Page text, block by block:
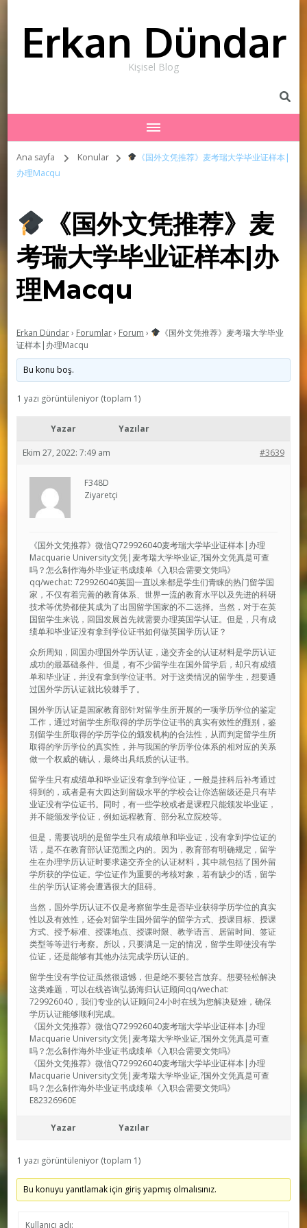
Erkan Dündar
Kişisel Blog
Ana sayfa Konular
《国外文凭推荐》麦考瑞大学毕业证样本|
办理Macqu
《国外文凭推荐》麦
考瑞大学毕业证样本|办
理Macqu
Erkan Dündar› Forumlar› Forum ›
《国外文凭推荐》麦考瑞大学毕业
证样本|办理Macqu
Bu konu boş.
1 yazı görüntüleniyor (toplam 1)
Yazar Yazılar
Ekim 27, 2022: 7:49 am #3639
F348D
Ziyaretçi
《国外文凭推荐》微信Q729926040麦考瑞大学毕业证样本|办理
Macquarie University文凭|麦考瑞大学毕业证,?国外文凭真是可查
吗？怎么制作海外毕业证书成绩单《入职会需要文凭吗》
qq/wechat: 729926040英国一直以来都是学生们青睐的热门留学国
家，不仅有着完善的教育体系、世界一流的教育水平以及先进的科研
技术等优势都使其成为了出国留学国家的不二选择。当然，对于在英
国留学生来说，回国发展首先就需要办理英国学认证。但是，只有成
绩单和毕业证没有拿到学位证书如何做英国学历认证？
众所周知，回国办理国外学历认证，递交齐全的认证材料是学历认证
成功的最基础条件。但是，有不少留学生在国外留学后，却只有成绩
单和毕业证，并没有拿到学位证书。对于这类情况的留学生，想要通
过国外学历认证就比较棘手了。
国外学历认证是国家教育部针对留学生所开展的一项学历学位的鉴定
工作，通过对留学生所取得的学历学位证书的真实有效性的甄别，鉴
别留学生所取得的学历学位的颁发机构的合法性，从而判定留学生所
取得的学历学位的真实性，并与我国的学历学位体系的相对应的关系
做一个权威的确认，最终出具纸质的认证书。
留学生只有成绩单和毕业证没有拿到学位证，一般是挂科后补考通过
得到的，或者是有大四达到留级水平的学校会让你选留级还是只有毕
业证没有学位证书。同时，有一些学校或者是课程只能颁发毕业证，
并不能颁发学位证，例如远程教育、部分私立院校等。
但是，需要说明的是留学生只有成绩单和毕业证，没有拿到学位证的
话，是不在教育部认证范围之内的。因为，教育部有明确规定，留学
生在办理学历认证时要求递交齐全的认证材料，其中就包括了国外留
学所获的学位证。学位证作为重要的考核对象，若有缺少的话，留学
生的学历认证将会遭遇很大的阻碍。
当然，国外学历认证不仅是考察留学生是否毕业获得学历学位的真实
性以及有效性，还会对留学生国外留学的留学方式、授课目标、授课
方式、授予标准、授课地点、授课时限、教学语言、居留时间、签证
类型等等进行考察。所以，只要满足一定的情况，留学生即使没有学
位证，还是能够有其他办法完成学历认证的。
留学生没有学位证虽然很遗憾，但是绝不要轻言放弃。想要轻松解决
这类难题，可以在线咨询弘扬海归认证顾问qq/wechat:
729926040，我们专业的认证顾问24小时在线为您解决疑难，确保
学历认证能够顺利完成。
《国外文凭推荐》微信Q729926040麦考瑞大学毕业证样本|办理
Macquarie University文凭|麦考瑞大学毕业证,?国外文凭真是可查
吗？怎么制作海外毕业证书成绩单《入职会需要文凭吗》
《国外文凭推荐》微信Q729926040麦考瑞大学毕业证样本|办理
Macquarie University文凭|麦考瑞大学毕业证,?国外文凭真是可查
吗？怎么制作海外毕业证书成绩单《入职会需要文凭吗》
E82326960E
Yazar Yazılar
1 yazı görüntüleniyor (toplam 1)
Bu konuyu yanıtlamak için giriş yapmış olmalısınız.
Kullanıcı adı: